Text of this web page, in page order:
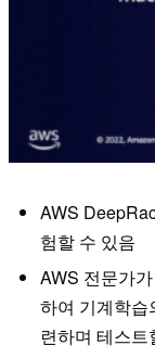
AWS
험할 수 있음
AWS 전문가
하여 기계학습
련하며 테스트